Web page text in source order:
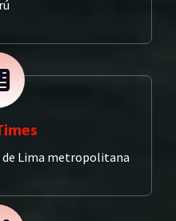
Lima metropolitana